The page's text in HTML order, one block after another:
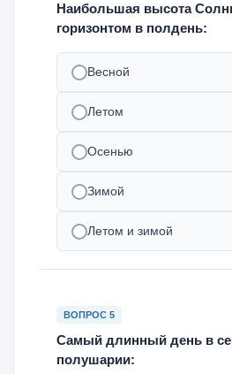
Наибольшая высота
горизонтом в полдень:
Весной
Летом
Осенью
Зимой
Летом и зимой
ВОПРОС 5
Самый длинный день в
полушарии: